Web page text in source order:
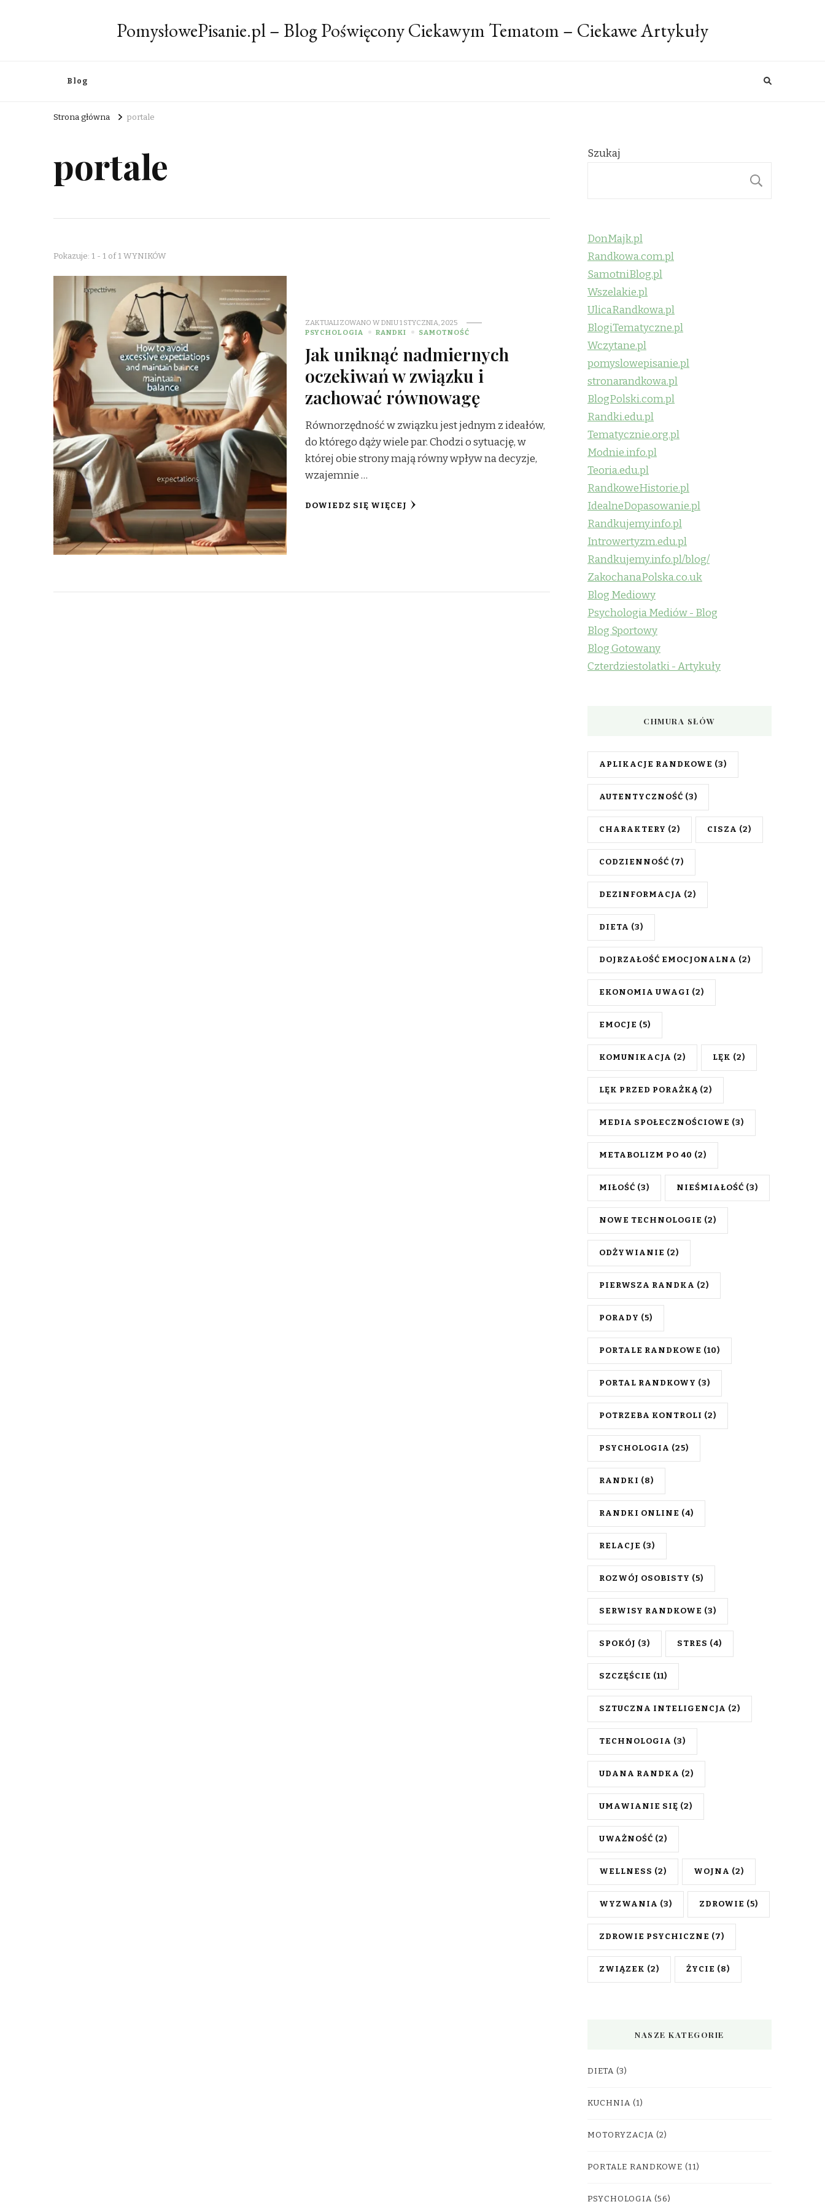
PomysłowePisanie.pl – Blog Poświęcony Ciekawym Tematom – Ciekawe Artykuły
Blog
Strona główna portale
portale
Pokazuje: 1 - 1 of 1 WYNIKÓW
ZAKTUALIZOWANO W DNIU1 STYCZNIA, 2025
PSYCHOLOGIA
RANDKI SAMOTNOŚĆ
Jak uniknąć nadmiernych
oczekiwań w związku i
zachować równowagę
Równorzędność w związku jest jednym z ideałów,
do którego dąży wiele par. Chodzi o sytuację, w
której obie strony mają równy wpływ na decyzje,
wzajemnie …
DOWIEDZ SIĘ WIĘCEJ
Szukaj
DonMajk.pl
Randkowa.com.pl
SamotniBlog.pl
Wszelakie.pl
UlicaRandkowa.pl
BlogiTematyczne.pl
Wczytane.pl
pomyslowepisanie.pl
stronarandkowa.pl
BlogPolski.com.pl
Randki.edu.pl
Tematycznie.org.pl
Modnie.info.pl
Teoria.edu.pl
RandkoweHistorie.pl
IdealneDopasowanie.pl
Randkujemy.info.pl
Introwertyzm.edu.pl
Randkujemy.info.pl/blog/
ZakochanaPolska.co.uk
Blog Mediowy
Psychologia Mediów - Blog
Blog Sportowy
Blog Gotowany
Czterdziestolatki - Artykuły
CHMURA SŁÓW
APLIKACJE RANDKOWE (3)
AUTENTYCZNOŚĆ (3)
CHARAKTERY (2) CISZA (2)
CODZIENNOŚĆ (7)
DEZINFORMACJA (2)
DIETA (3)
DOJRZAŁOŚĆ EMOCJONALNA (2)
EKONOMIA UWAGI (2)
EMOCJE (5)
KOMUNIKACJA (2) LĘK (2)
LĘK PRZED PORAŻKĄ (2)
MEDIA SPOŁECZNOŚCIOWE (3)
METABOLIZM PO 40 (2)
MIŁOŚĆ (3) NIEŚMIAŁOŚĆ (3)
NOWE TECHNOLOGIE (2)
ODŻYWIANIE (2)
PIERWSZA RANDKA (2)
PORADY (5)
PORTALE RANDKOWE (10)
PORTAL RANDKOWY (3)
POTRZEBA KONTROLI (2)
PSYCHOLOGIA (25)
RANDKI (8)
RANDKI ONLINE (4)
RELACJE (3)
ROZWÓJ OSOBISTY (5)
SERWISY RANDKOWE (3)
SPOKÓJ (3) STRES (4)
SZCZĘŚCIE (11)
SZTUCZNA INTELIGENCJA (2)
TECHNOLOGIA (3)
UDANA RANDKA (2)
UMAWIANIE SIĘ (2)
UWAŻNOŚĆ (2)
WELLNESS (2) WOJNA (2)
WYZWANIA (3) ZDROWIE (5)
ZDROWIE PSYCHICZNE (7)
ZWIĄZEK (2) ŻYCIE (8)
NASZE KATEGORIE
DIETA (3)
KUCHNIA (1)
MOTORYZACJA (2)
PORTALE RANDKOWE (11)
PSYCHOLOGIA (56)